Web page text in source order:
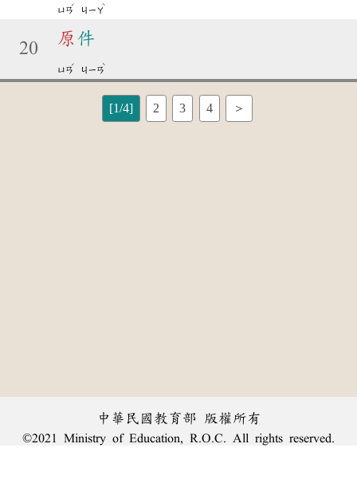
ㄩㄢ
ˊ
ㄐㄧㄚ
ˋ
20
原 件
ㄩㄢ
ˊ
ㄐㄧㄢ
ˋ
[1/4] 2 3 4 ＞
中華民國教育部 版權所有
©2021 Ministry of Education, R.O.C. All rights reserved.